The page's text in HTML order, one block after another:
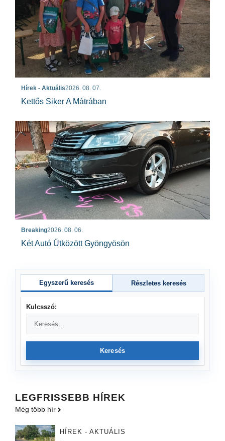
Hírek - Aktuális2026. 08. 07.
Kettős Siker A Mátrában
Breaking2026. 08. 06.
Két Autó Ütközött Gyöngyösön
Egyszerű keresés Részletes keresés
Kulcsszó:
Keresés
LEGFRISSEBB HÍREK
Még több hír
HÍREK - AKTUÁLIS